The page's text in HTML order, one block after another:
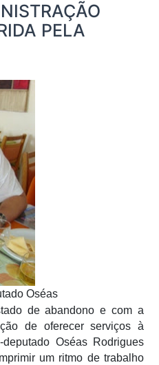
PELA
Oséas
de abandono e com a
de oferecer serviços à
Oséas Rodrigues
um ritmo de trabalho